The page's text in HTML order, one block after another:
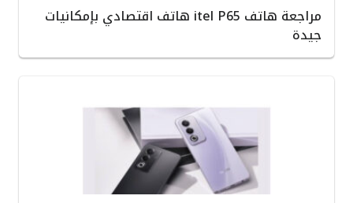
مراجعة هاتف itel P65 هاتف اقتصادي بإمكانيات
جيدة